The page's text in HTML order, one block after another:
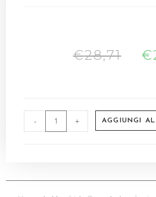
€28,71 €
- + AGGIUNGI